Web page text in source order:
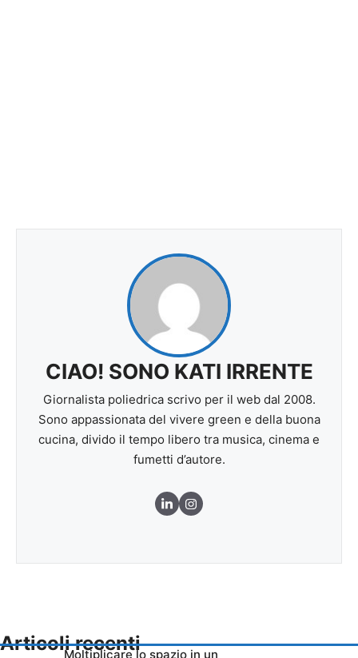
CIAO! SONO KATI IRRENTE
Giornalista poliedrica scrivo per il web dal 2008.
Sono appassionata del vivere green e della buona
cucina, divido il tempo libero tra musica, cinema e
fumetti d’autore.
Articoli recenti
Moltiplicare lo spazio in un